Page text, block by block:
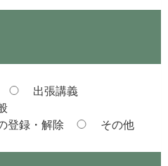
出張講義
登録・解除
その他